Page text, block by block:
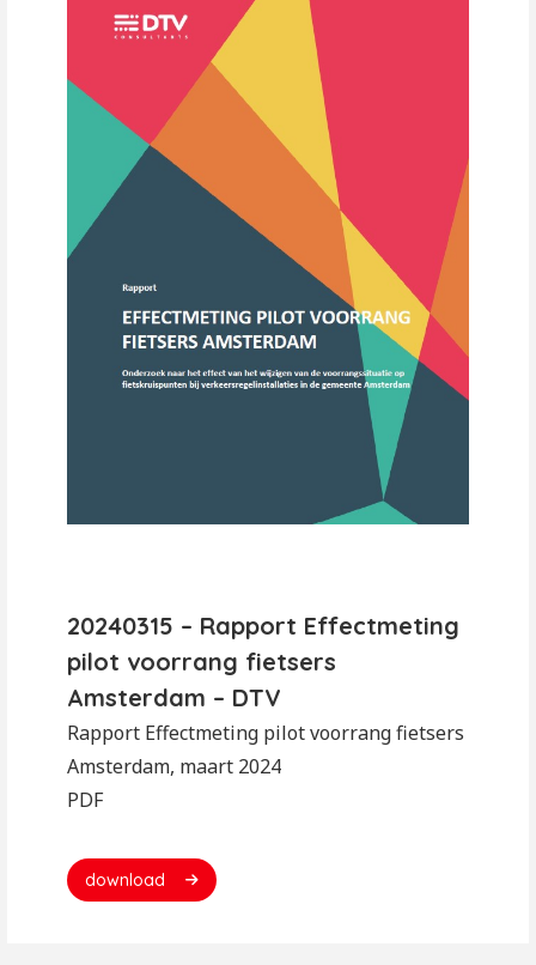
20240315 – Rapport Effectmeting
pilot voorrang fietsers
Amsterdam – DTV
Rapport Effectmeting pilot voorrang fietsers
Amsterdam, maart 2024
PDF
download